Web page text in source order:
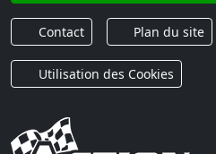
Contact Plan du site
Utilisation des Cookies